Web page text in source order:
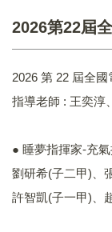
2026第22屆
2026 第 22 屆全
指導老師 : 王奕淳
● 睡夢指揮家-充
劉研希(子二甲)、
許智凱(子一甲)、